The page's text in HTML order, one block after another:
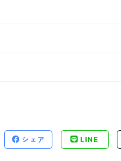
シェア LINE